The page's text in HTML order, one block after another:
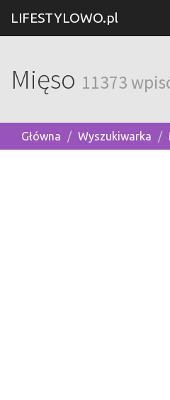
LIFESTYLOWO.pl
Mięso 11373
Główna Wyszukiwarka